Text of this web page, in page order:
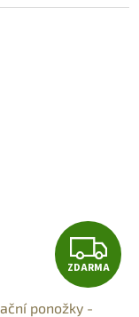
Z
D
ZDARMA
ponožky -